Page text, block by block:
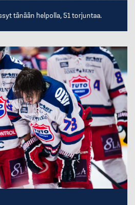
tänään helpolla, 51 torjuntaa.